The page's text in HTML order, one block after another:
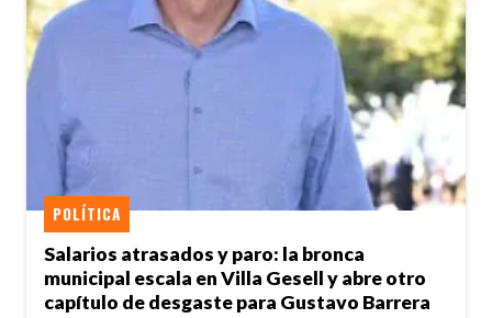
Salarios atrasados y paro: la bronca
municipal escala en Villa Gesell y abre otro
capítulo de desgaste para Gustavo Barrera
POLÍTICA